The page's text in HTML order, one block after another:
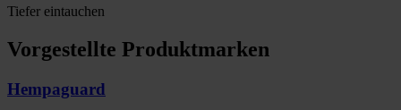
Tiefer eintauchen
Vorgestellte Produktmarken
Hempaguard